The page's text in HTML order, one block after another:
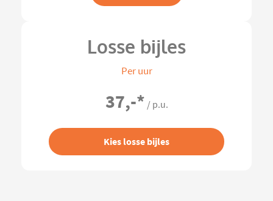
Losse bijles
Per uur
37,-* / p.u.
Kies losse bijles